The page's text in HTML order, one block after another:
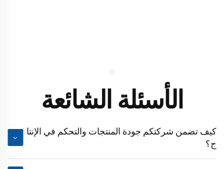
الأسئلة الشائعة
كيف تضمن شركتكم جودة المنتجات والتحكم في الإنتا
ج؟